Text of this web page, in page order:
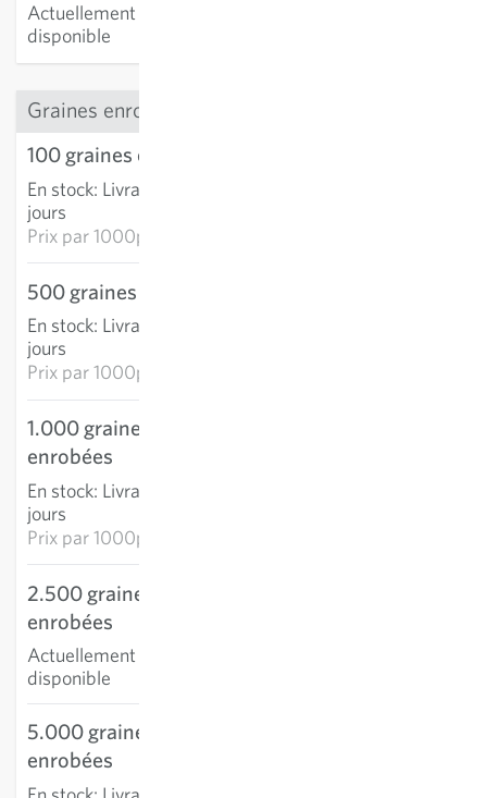
Actuellement non
disponible
Graines enrobées
100 graines enrobées
En stock: Livraison 3-5
jours
Prix par1000p: 48,15 €
500 graines enrobées
En stock: Livraison 3-5
jours
Prix par1000p: 41,84 €
1.000 graines
enrobées
En stock: Livraison 3-5
jours
Prix par1000p: 35,15 €
2.500 graines
enrobées
Actuellement non
disponible
5.000 graines
enrobées